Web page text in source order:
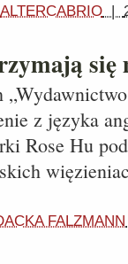
ALTERCABRIO |
się
z języka
Rose Hu
FALZMANN